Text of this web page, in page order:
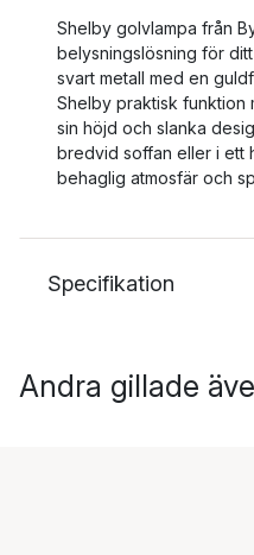
Shelby golvlampa från
belysningslösning för
svart metall med en
Shelby praktisk funktion
sin höjd och slanka
bredvid soffan eller i ett
behaglig atmosfär och
Specifikation
Andra gillade